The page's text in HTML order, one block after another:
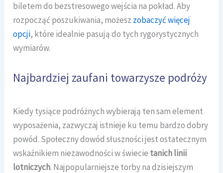
biletem do bezstresowego wejścia na pokład. Aby
rozpocząć poszukiwania, możesz zobaczyć więcej
opcji, które idealnie pasują do tych rygorystycznych
wymiarów.
Najbardziej zaufani towarzysze podróży
Kiedy tysiące podróżnych wybierają ten sam element
wyposażenia, zazwyczaj istnieje ku temu bardzo dobry
powód. Społeczny dowód słuszności jest ostatecznym
wskaźnikiem niezawodności w świecie tanich linii
lotniczych. Najpopularniejsze torby na dzisiejszym